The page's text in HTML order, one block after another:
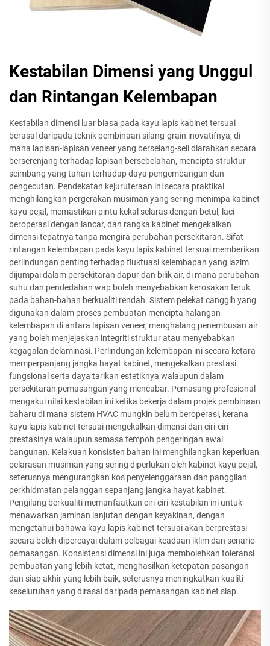
Kestabilan Dimensi yang Unggul
dan Rintangan Kelembapan
Kestabilan dimensi luar biasa pada kayu lapis kabinet tersuai
berasal daripada teknik pembinaan silang-grain inovatifnya, di
mana lapisan-lapisan veneer yang berselang-seli diarahkan secara
berserenjang terhadap lapisan bersebelahan, mencipta struktur
seimbang yang tahan terhadap daya pengembangan dan
pengecutan. Pendekatan kejuruteraan ini secara praktikal
menghilangkan pergerakan musiman yang sering menimpa kabinet
kayu pejal, memastikan pintu kekal selaras dengan betul, laci
beroperasi dengan lancar, dan rangka kabinet mengekalkan
dimensi tepatnya tanpa mengira perubahan persekitaran. Sifat
rintangan kelembapan pada kayu lapis kabinet tersuai memberikan
perlindungan penting terhadap fluktuasi kelembapan yang lazim
dijumpai dalam persekitaran dapur dan bilik air, di mana perubahan
suhu dan pendedahan wap boleh menyebabkan kerosakan teruk
pada bahan-bahan berkualiti rendah. Sistem pelekat canggih yang
digunakan dalam proses pembuatan mencipta halangan
kelembapan di antara lapisan veneer, menghalang penembusan air
yang boleh menjejaskan integriti struktur atau menyebabkan
kegagalan delaminasi. Perlindungan kelembapan ini secara ketara
memperpanjang jangka hayat kabinet, mengekalkan prestasi
fungsional serta daya tarikan estetiknya walaupun dalam
persekitaran pemasangan yang mencabar. Pemasang profesional
mengakui nilai kestabilan ini ketika bekerja dalam projek pembinaan
baharu di mana sistem HVAC mungkin belum beroperasi, kerana
kayu lapis kabinet tersuai mengekalkan dimensi dan ciri-ciri
prestasinya walaupun semasa tempoh pengeringan awal
bangunan. Kelakuan konsisten bahan ini menghilangkan keperluan
pelarasan musiman yang sering diperlukan oleh kabinet kayu pejal,
seterusnya mengurangkan kos penyelenggaraan dan panggilan
perkhidmatan pelanggan sepanjang jangka hayat kabinet.
Pengilang berkualiti memanfaatkan ciri-ciri kestabilan ini untuk
menawarkan jaminan lanjutan dengan keyakinan, dengan
mengetahui bahawa kayu lapis kabinet tersuai akan berprestasi
secara boleh dipercayai dalam pelbagai keadaan iklim dan senario
pemasangan. Konsistensi dimensi ini juga membolehkan toleransi
pembuatan yang lebih ketat, menghasilkan ketepatan pasangan
dan siap akhir yang lebih baik, seterusnya meningkatkan kualiti
keseluruhan yang dirasai daripada pemasangan kabinet siap.